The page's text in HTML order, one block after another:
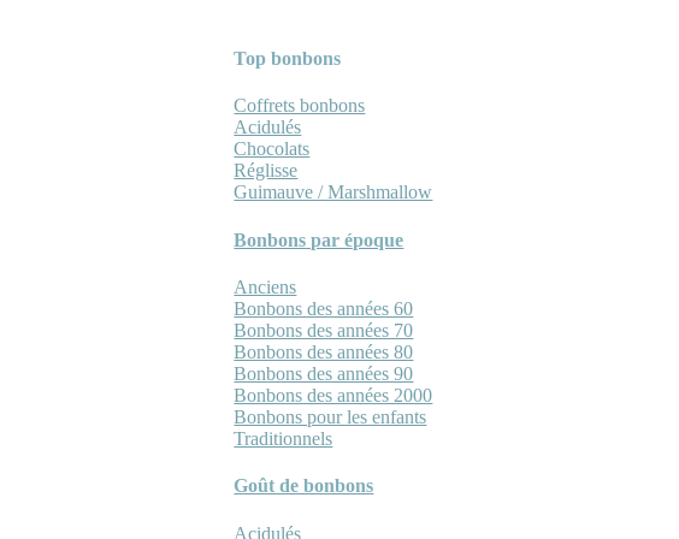
Top bonbons
Coffrets bonbons
Acidulés
Chocolats
Réglisse
Guimauve / Marshmallow
Bonbons par époque
Anciens
Bonbons des années 60
Bonbons des années 70
Bonbons des années 80
Bonbons des années 90
Bonbons des années 2000
Bonbons pour les enfants
Traditionnels
Goût de bonbons
Acidulés